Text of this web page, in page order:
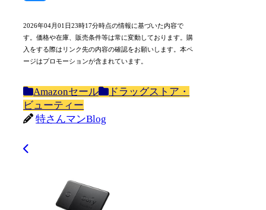
2026年04月01日23時17分時点の情報に基づいた内容で
す。価格や在庫、販売条件等は常に変動しております。購
入をする際はリンク先の内容の確認をお願いします。本ペ
ージはプロモーションが含まれています。
Amazonセール
ドラッグストア・
ビューティー
特さんマンBlog